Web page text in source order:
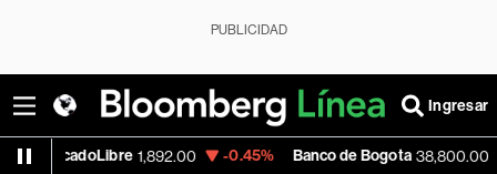
PUBLICIDAD
Ingresar
1,892.00 -0.45% Banco de Bogota 38,800.00 0.00%